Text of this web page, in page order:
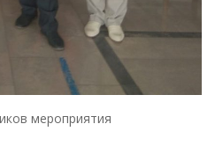
мероприятия